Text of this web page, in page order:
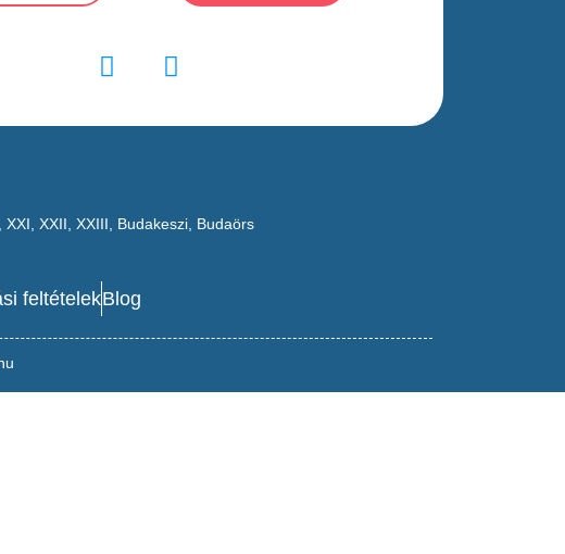
XXI XXII XXIII Budakeszi Budaörs
feltételekBlog